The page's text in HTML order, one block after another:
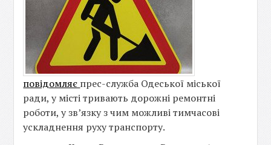
повідомляє прес-служба Одеської міської
ради, у місті тривають дорожні ремонтні
роботи, у зв’язку з чим можливі тимчасові
ускладнення руху транспорту.